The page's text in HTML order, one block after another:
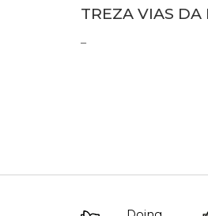
TREZA VIAS DA
–